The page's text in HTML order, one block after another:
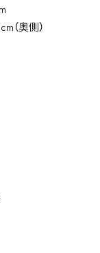
（奥側）